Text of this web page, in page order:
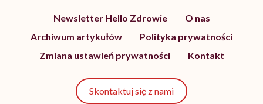
Newsletter Hello Zdrowie
O nas
Archiwum artykułów
Polityka prywatności
Zmiana ustawień prywatności
Kontakt
Skontaktuj się z nami